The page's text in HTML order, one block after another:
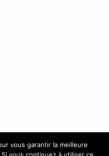
vous garantir la meilleure
vous continuez à utiliser ce